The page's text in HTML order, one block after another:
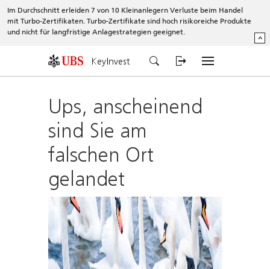
Im Durchschnitt erleiden 7 von 10 Kleinanlegern Verluste beim Handel
mit Turbo-Zertifikaten. Turbo-Zertifikate sind hoch risikoreiche Produkte
und nicht für langfristige Anlagestrategien geeignet.
^
KeyInvest
Ups, anscheinend
sind Sie am
falschen Ort
gelandet